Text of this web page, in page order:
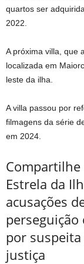
quartos ser
2022.
A próxima villa, que
localizada em
leste da ilha.
A villa passou por
filmagens da série
em 2024.
Estrela da
acusações
perseguição
por
justiça